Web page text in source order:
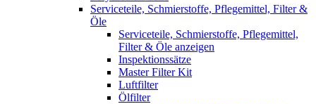
Serviceteile, Schmierstoffe, Pflegemittel, Filter &
Öle
Serviceteile, Schmierstoffe, Pflegemittel,
Filter & Öle anzeigen
Inspektionssätze
Master Filter Kit
Luftfilter
Ölfilter